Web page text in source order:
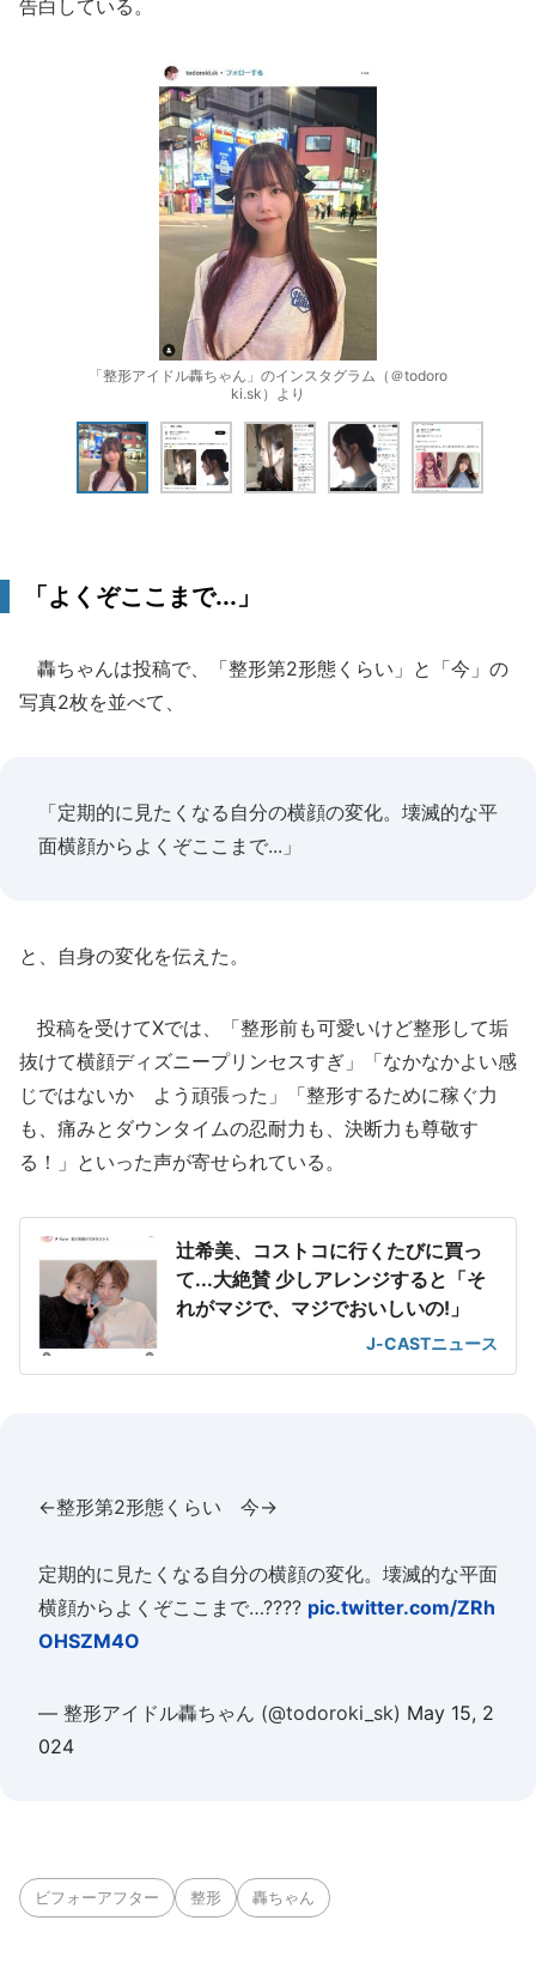
告白している。
「整形アイドル轟ちゃん」のインスタグラム（＠todoro
ki.sk）より
「よくぞここまで...」
轟ちゃんは投稿で、「整形第2形態くらい」と「今」の
写真2枚を並べて、
「定期的に見たくなる自分の横顔の変化。壊滅的な平
面横顔からよくぞここまで...」
と、自身の変化を伝えた。
投稿を受けてXでは、「整形前も可愛いけど整形して垢
抜けて横顔ディズニープリンセスすぎ」「なかなかよい感
じではないか よう頑張った」「整形するために稼ぐ力
も、痛みとダウンタイムの忍耐力も、決断力も尊敬す
る！」といった声が寄せられている。
辻希美、コストコに行くたびに買っ
て...大絶賛 少しアレンジすると「そ
れがマジで、マジでおいしいの!」
J-CASTニュース
←整形第2形態くらい 今→
定期的に見たくなる自分の横顔の変化。壊滅的な平面
横顔からよくぞここまで…???? pic.twitter.com/ZRh
OHSZM4O
— 整形アイドル轟ちゃん (@todoroki_sk) May 15, 2
024
ビフォーアフター 整形 轟ちゃん